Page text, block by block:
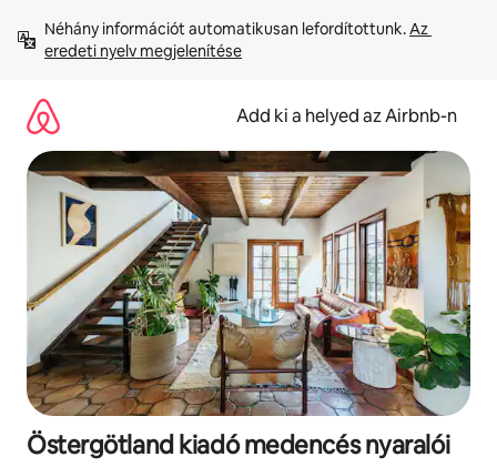
tartalomra
Néhány információt automatikusan lefordítottunk. Az
eredeti nyelv megjelenítése
Add ki a helyed az Airbnb-n
Östergötland kiadó medencés nyaralói